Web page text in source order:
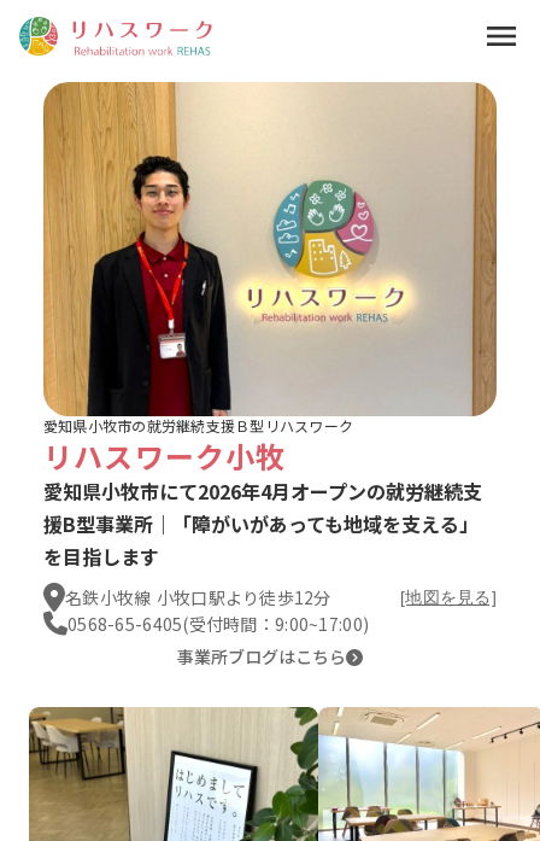
menu
リハスワーク小牧
愛知県小牧市の就労継続支援Ｂ型リハスワーク
愛知県小牧市にて2026年4月オープンの就労継続支
援B型事業所｜「障がいがあっても地域を支える」
を目指します
名鉄小牧線 小牧口駅より徒歩12分 [地図を見る]
0568-65-6405(受付時間：9:00~17:00)
事業所ブログはこちら